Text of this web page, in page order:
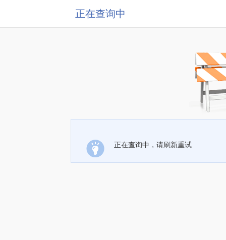
正在查询中
正在查询中，请刷新重试